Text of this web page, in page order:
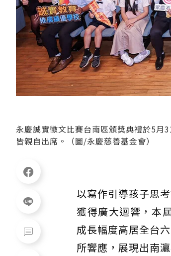
永慶誠實徵文比賽台南區頒獎典禮於5月
皆親自出席。（圖/永慶慈善基金會）
以寫作引導孩子思
獲得廣大迴響，本
成長幅度高居全台
所響應，展現出南